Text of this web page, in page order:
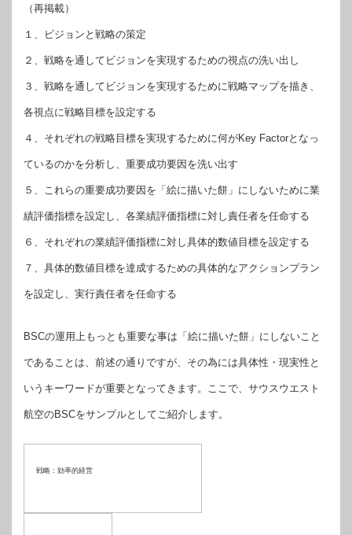
（再掲載）
１、ビジョンと戦略の策定
２、戦略を通してビジョンを実現するための視点の洗い出し
３、戦略を通してビジョンを実現するために戦略マップを描き、
各視点に戦略目標を設定する
４、それぞれの戦略目標を実現するために何がKey Factorとなっ
ているのかを分析し、重要成功要因を洗い出す
５、これらの重要成功要因を「絵に描いた餅」にしないために業
績評価指標を設定し、各業績評価指標に対し責任者を任命する
６、それぞれの業績評価指標に対し具体的数値目標を設定する
７、具体的数値目標を達成するための具体的なアクションプラン
を設定し、実行責任者を任命する
BSCの運用上もっとも重要な事は「絵に描いた餅」にしないこと
であることは、前述の通りですが、その為には具体性・現実性と
いうキーワードが重要となってきます。ここで、サウスウエスト
航空のBSCをサンプルとしてご紹介します。
戦略：効率的経営